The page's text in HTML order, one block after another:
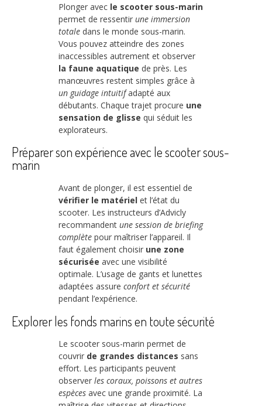
Plonger avec le scooter sous-marin
permet de ressentir une immersion
totale dans le monde sous-marin.
Vous pouvez atteindre des zones
inaccessibles autrement et observer
la faune aquatique de près. Les
manœuvres restent simples grâce à
un guidage intuitifadapté aux
débutants. Chaque trajet procure une
sensation de glisse qui séduit les
explorateurs.
Préparer son expérience avec le scooter sous-
marin
Avant de plonger, il est essentiel de
vérifier le matériel et l’état du
scooter. Les instructeurs d’Advicly
recommandent une session de briefing
complète pour maîtriser l’appareil. Il
faut également choisir une zone
sécurisée avec une visibilité
optimale. L’usage de gants et lunettes
adaptées assure confort et sécurité
pendant l’expérience.
Explorer les fonds marins en toute sécurité
Le scooter sous-marin permet de
couvrir de grandes distances sans
effort. Les participants peuvent
observer les coraux, poissons et autres
espèces avec une grande proximité. La